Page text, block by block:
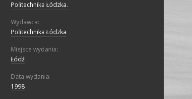
Politechnika Łódzka.
Wydawca:
Politechnika Łódzka
Miejsce wydania:
Łódź
Data wydania:
1998